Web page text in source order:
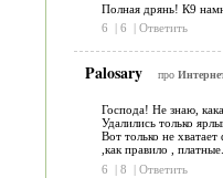
Полная дрянь! К9
6
| 6 | Ответить
Palosary про
Господа! Не знаю,
Удалились только
Вот только не
,как правило ,
6
| 8 | Ответить